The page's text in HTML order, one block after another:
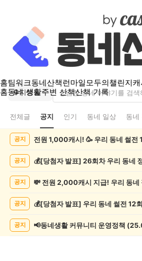
홈팀워크동네산책런마일모두의챌린지
홈동네 생활주변 산책산책 기록
지행동
전체글 공지 인기 동네 일상 동네
공지 전원 1,000캐시! 🥳 우리 동네 썰전
공지
공지
공지
공지 📢동네생활 커뮤니티 운영정책